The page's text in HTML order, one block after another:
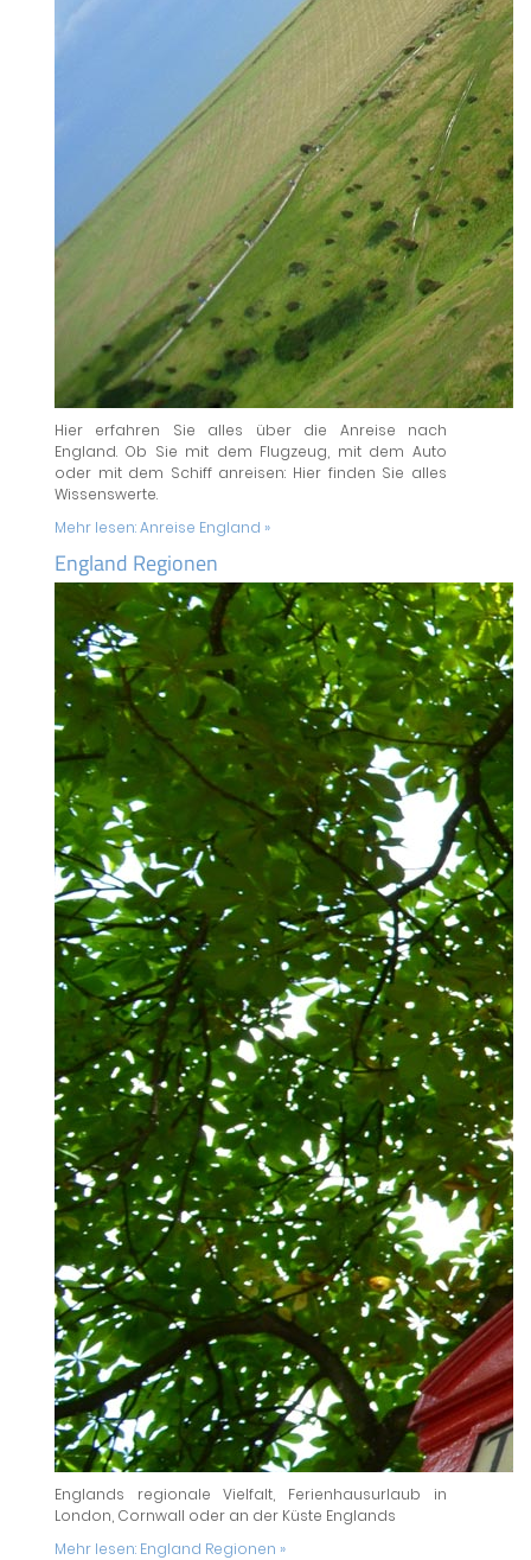
Hier erfahren Sie alles über die Anreise nach
England. Ob Sie mit dem Flugzeug, mit dem Auto
oder mit dem Schiff anreisen: Hier finden Sie alles
Wissenswerte.
Mehr lesen:Anreise England »
England Regionen
Englands regionale Vielfalt, Ferienhausurlaub in
London, Cornwall oder an der Küste Englands
Mehr lesen: England Regionen »